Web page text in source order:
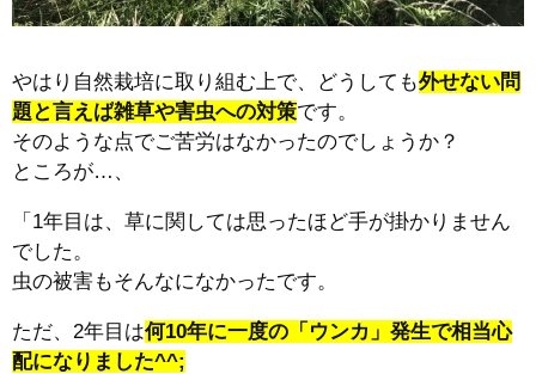
やはり自然栽培に取り組む上で、どうしても外せない問
題と言えば雑草や害虫への対策です。
そのような点でご苦労はなかったのでしょうか？
ところが…、
「1年目は、草に関しては思ったほど手が掛かりません
でした。
虫の被害もそんなになかったです。
ただ、2年目は何10年に一度の「ウンカ」発生で相当心
配になりました^^;